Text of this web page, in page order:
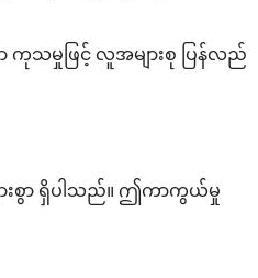
ကုသမှုဖြင့် လူအများစု ပြန်လည်
းစွာ ရှိပါသည်။ ဤကာကွယ်မှု